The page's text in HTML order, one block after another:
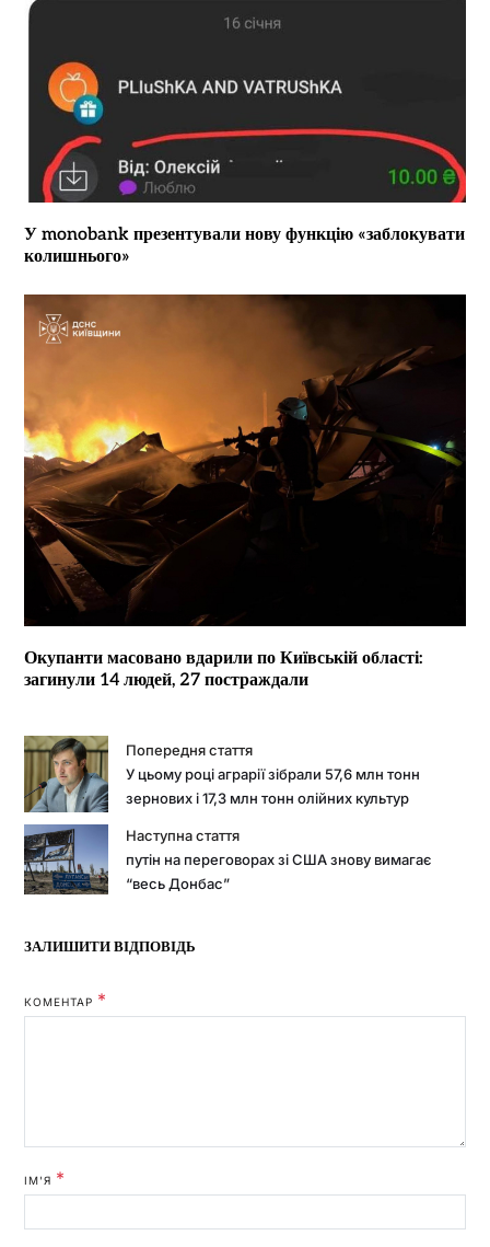
У monobank презентували нову функцію «заблокувати
колишнього»
Окупанти масовано вдарили по Київській області:
загинули 14 людей, 27 постраждали
Попередня стаття
У цьому році аграрії зібрали 57,6 млн тонн
зернових і 17,3 млн тонн олійних культур
Наступна стаття
путін на переговорах зі США знову вимагає
“весь Донбас”
ЗАЛИШИТИ ВІДПОВІДЬ
КОМЕНТАР *
ІМ'Я *